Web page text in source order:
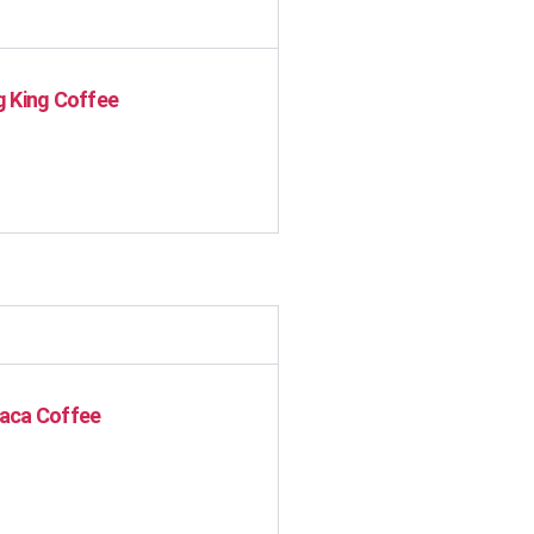
King Coffee
Coffee